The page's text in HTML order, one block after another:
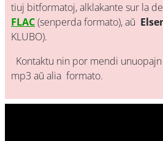
tiuj bitformatoj, alklakante sur la
FLAC(senperda formato), aŭ
KLUBO).
Kontaktu nin por mendi
mp3 aŭ alia formato.